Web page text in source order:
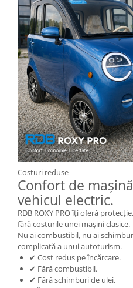
Suspensii Triciclu Electric
Oglinzi Triciclu Electric
Frână Triciclu Electric
Baterie Tricicleta Electrica
Ulei Diferential Triciclu Electric
Comenzi Ghidon Triciclu Electric
Incarcator Triciclu Electric
Camera Tricicleta Electrica
Cauciuc Tricicleta Electrica
Controller Tricicleta Electrica
Acceleratie Triciclu Electric
Lumini Tricicluri Electrice
Roti, Axe
Cauta piese după Marcă/Model
Piese de Schimb Z-TECH
Piese de schimb KUBA / RKS
Costuri reduse
Confort de
vehicul electric.
RDB ROXY PRO îți oferă
fără costurile unei mașini clasice.
Nu ai combustibil, nu ai
complicată a unui autoturism.
✔ Cost redus pe încărcare.
✔ Fără combustibil.
✔ Fără schimburi de ulei.